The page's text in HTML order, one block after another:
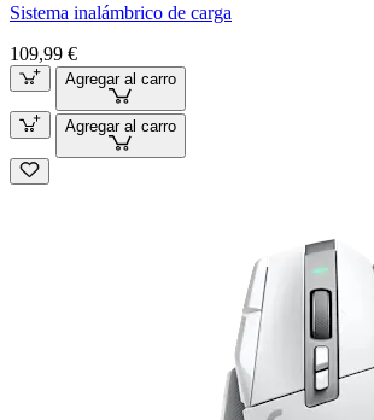
Sistema inalámbrico de carga
109,99 €
Agregar al carro
Agregar al carro